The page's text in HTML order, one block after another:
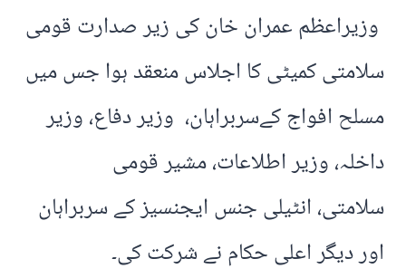
وزیراعظم عمران خان کی زیر صدارت قومی
سلامتی کمیٹی کا اجلاس منعقد ہوا جس میں
مسلح افواج کےسربراہان، وزیر دفاع، وزیر
داخلہ، وزیر اطلاعات، مشیر قومی
سلامتی، انٹیلی جنس ایجنسیز کے سربراہان
اور دیگر اعلی حکام نے شرکت کی۔